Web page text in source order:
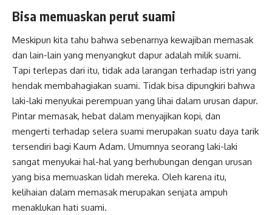
Bisa memuaskan perut suami
Meskipun kita tahu bahwa sebenarnya kewajiban memasak
dan lain-lain yang menyangkut dapur adalah milik suami.
Tapi terlepas dari itu, tidak ada larangan terhadap istri yang
hendak membahagiakan suami. Tidak bisa dipungkiri bahwa
laki-laki menyukai perempuan yang lihai dalam urusan dapur.
Pintar memasak, hebat dalam menyajikan kopi, dan
mengerti terhadap selera suami merupakan suatu daya tarik
tersendiri bagi Kaum Adam. Umumnya seorang laki-laki
sangat menyukai hal-hal yang berhubungan dengan urusan
yang bisa memuaskan lidah mereka. Oleh karena itu,
kelihaian dalam memasak merupakan senjata ampuh
menaklukan hati suami.